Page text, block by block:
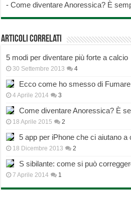
-Come diventare Anoressica? È
Articoli correlati
5 modi per diventare più forte a calcio
30 Settembre 2013 4
Ecco come ho smesso di
4 Aprile 2014 3
Come diventare Anoressica? È
18 Aprile 2015 2
5 app per iPhone che ci aiutano a
18 Dicembre 2013 2
S sibilante: come si può
7 Aprile 2014 1